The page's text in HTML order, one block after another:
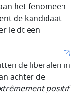
het fenomeen
de kandidaat-
leidt een
de liberalen in
achter de
positif